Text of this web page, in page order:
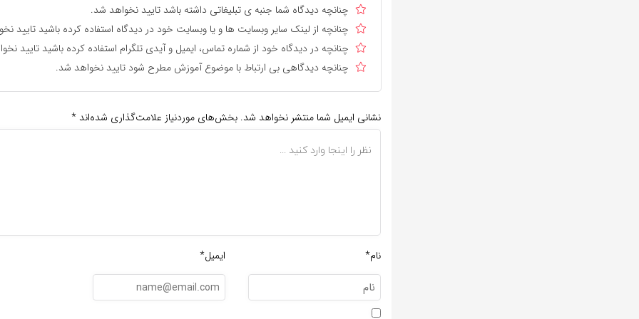
چنانچه دیدگاه شما جنبه ی تبلیغاتی داشته باشد تایید نخواهد شد.
چنانچه از لینک سایر وبسایت ها و یا وبسایت خود در دیدگاه استفاده کرده باشید تایید
چنانچه در دیدگاه خود از شماره تماس، ایمیل و آیدی تلگرام استفاده کرده باشید تایید
چنانچه دیدگاهی بی ارتباط با موضوع آموزش مطرح شود تایید نخواهد شد.
نشانی ایمیل شما منتشر نخواهد شد. بخش‌های موردنیاز علامت‌گذاری شده‌اند *
نام* ایمیل*